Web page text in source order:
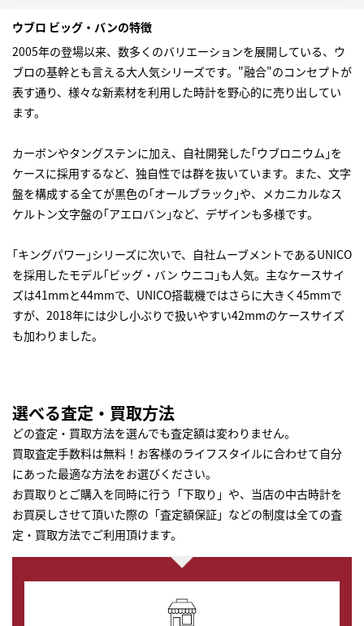
ウブロ ビッグ・バンの特徴
2005年の登場以来、数多くのバリエーションを展開している、ウ
ブロの基幹とも言える大人気シリーズです。"融合"のコンセプトが
表す通り、様々な新素材を利用した時計を野心的に売り出してい
ます。
カーボンやタングステンに加え、自社開発した｢ウブロニウム｣を
ケースに採用するなど、独自性では群を抜いています。また、文字
盤を構成する全てが黒色の｢オールブラック｣や、メカニカルなス
ケルトン文字盤の｢アエロバン｣など、デザインも多様です。
｢キングパワー｣シリーズに次いで、自社ムーブメントであるUNICO
を採用したモデル｢ビッグ・バン ウニコ｣も人気。主なケースサイ
ズは41mmと44mmで、UNICO搭載機ではさらに大きく45mmで
すが、2018年には少し小ぶりで扱いやすい42mmのケースサイズ
も加わりました。
選べる査定・買取方法
どの査定・買取方法を選んでも査定額は変わりません。
買取査定手数料は無料！お客様のライフスタイルに合わせて自分
にあった最適な方法をお選びください。
お買取りとご購入を同時に行う「下取り」や、当店の中古時計を
お買戻しさせて頂いた際の「査定額保証」などの制度は全ての査
定・買取方法でご利用頂けます。